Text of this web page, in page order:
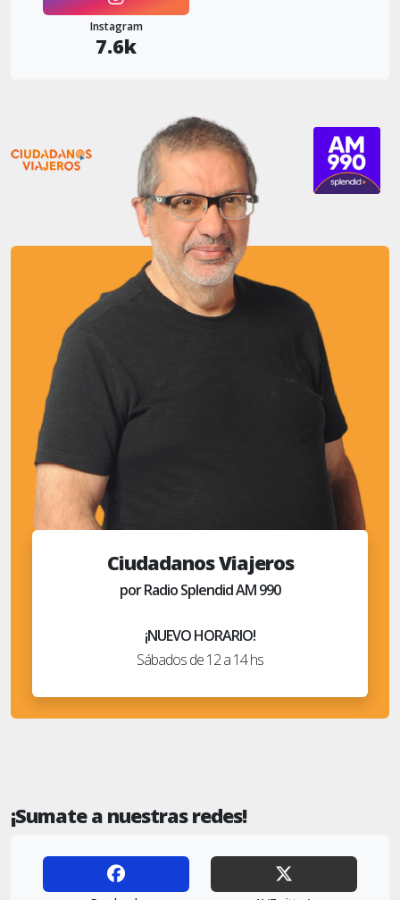
Instagram
7.6k
Ciudadanos Viajeros
por Radio Splendid AM 990
¡NUEVO HORARIO!
Sábados de 12 a 14 hs